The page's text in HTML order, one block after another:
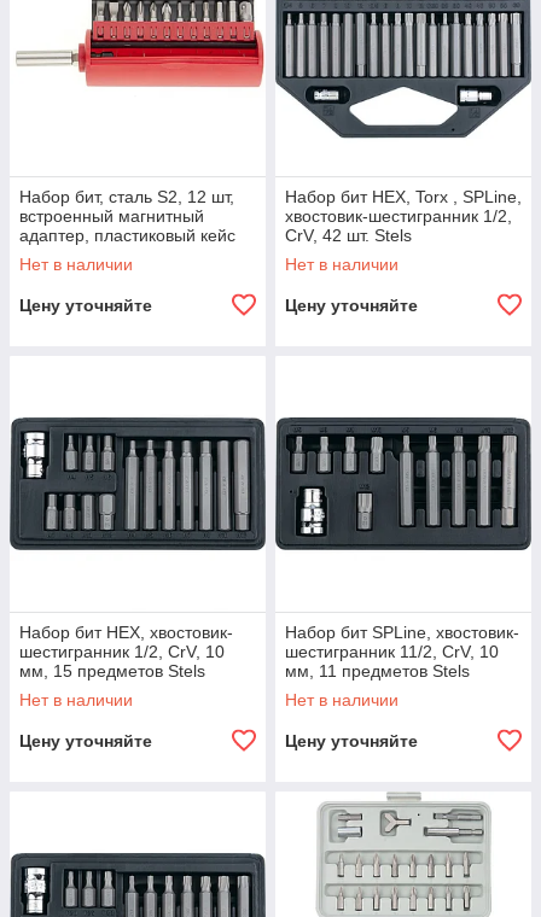
Набор бит, сталь S2, 12 шт,
встроенный магнитный
адаптер, пластиковый кейс
Matrix
Нет в наличии
Цену уточняйте
Набор бит HEX, Torx , SPLine,
хвостовик-шестигранник 1/2,
CrV, 42 шт. Stels
Нет в наличии
Цену уточняйте
Набор бит HEX, хвостовик-
шестигранник 1/2, CrV, 10
мм, 15 предметов Stels
Нет в наличии
Цену уточняйте
Набор бит SPLine, хвостовик-
шестигранник 11/2, CrV, 10
мм, 11 предметов Stels
Нет в наличии
Цену уточняйте